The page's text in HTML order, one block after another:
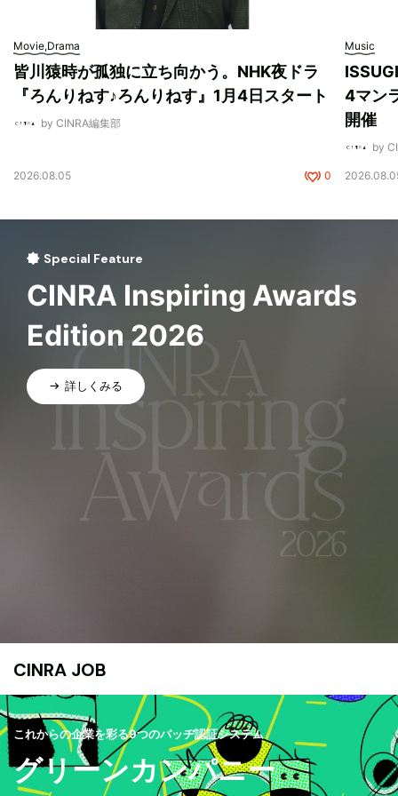
Movie,Drama
皆川猿時が孤独に立ち向かう。NHK夜ドラ
『ろんりねす♪ろんりねす』1月4日スタート
by CINRA編集部
2026.08.05 0
Music
4マン
開催
by
Special Feature
CINRA Inspiring Awards
Edition 2026
詳しくみる
CINRA JOB
これからの企業を彩る9つのバッヂ認証システム
グリーンカンパニー